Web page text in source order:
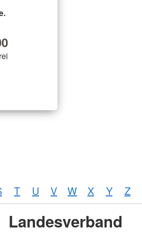
T U V W X Y Z
Landesverband